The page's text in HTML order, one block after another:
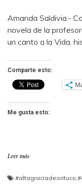
Amanda Saldivia.-
novela de la
un canto a la Vida,
Comparte esto:
Me gusta esto:
Leer más
#altagraciadeorituco,